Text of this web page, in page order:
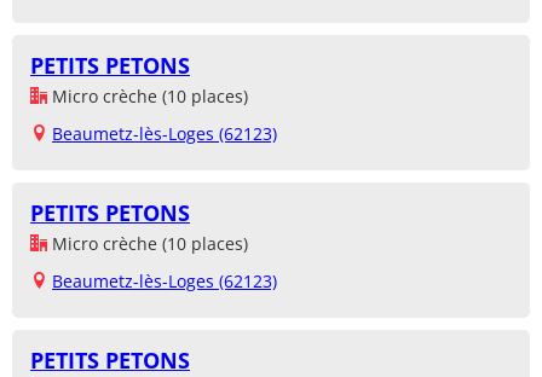
PETITS PETONS
Micro crèche (10 places)
Beaumetz-lès-Loges (62123)
PETITS PETONS
Micro crèche (10 places)
Beaumetz-lès-Loges (62123)
PETITS PETONS